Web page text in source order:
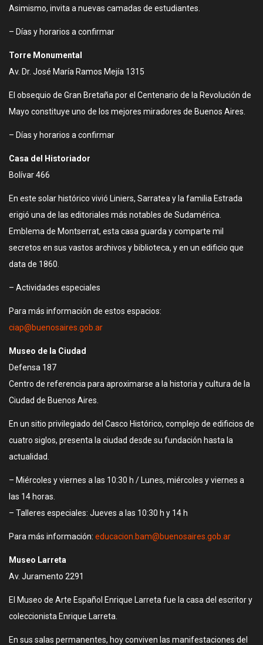
Asimismo, invita a nuevas camadas de estudiantes.
– Días y horarios a confirmar
Torre Monumental
Av. Dr. José María Ramos Mejía 1315
El obsequio de Gran Bretaña por el Centenario de la Revolución de
Mayo constituye uno de los mejores miradores de Buenos Aires.
– Días y horarios a confirmar
Casa del Historiador
Bolívar 466
En este solar histórico vivió Liniers, Sarratea y la familia Estrada
erigió una de las editoriales más notables de Sudamérica.
Emblema de Montserrat, esta casa guarda y comparte mil
secretos en sus vastos archivos y biblioteca, y en un edificio que
data de 1860.
– Actividades especiales
Para más información de estos espacios:
ciap@buenosaires.gob.ar
Museo de la Ciudad
Defensa 187
Centro de referencia para aproximarse a la historia y cultura de la
Ciudad de Buenos Aires.
En un sitio privilegiado del Casco Histórico, complejo de edificios de
cuatro siglos, presenta la ciudad desde su fundación hasta la
actualidad.
– Miércoles y viernes a las 10:30 h / Lunes, miércoles y viernes a
las 14 horas.
– Talleres especiales: Jueves a las 10:30 h y 14 h
Para más información: educacion.bam@buenosaires.gob.ar
Museo Larreta
Av. Juramento 2291
El Museo de Arte Español Enrique Larreta fue la casa del escritor y
coleccionista Enrique Larreta.
En sus salas permanentes, hoy conviven las manifestaciones del